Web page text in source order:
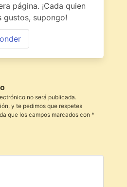
página. ¡Cada quien
gustos, supongo!
no será publicada.
y te pedimos que respetes
que los campos marcados con *